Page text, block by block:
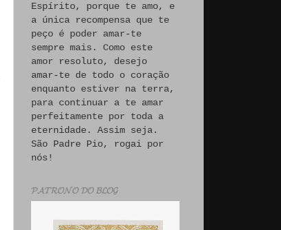
Espírito, porque te amo, e
a única recompensa que te
peço é poder amar-te
sempre mais. Como este
amor resoluto, desejo
amar-te de todo o coração
enquanto estiver na terra,
para continuar a te amar
perfeitamente por toda a
eternidade. Assim seja.
São Padre Pio, rogai por
nós!
𝓟𝓐𝓣𝓡𝓞𝓝𝓞 𝓓𝓞 𝓑𝓛𝓞𝓖